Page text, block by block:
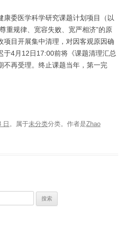
康委医学科学研究课题计划项目（以
重规律、宽容失败、宽严相济”的原
项目开展集中清理，对因客观原因确
于4月12日17:00前将《课题清理汇总
不再受理。终止课题当年，第一完
日 。属于未分类分类。 作者是Zhao